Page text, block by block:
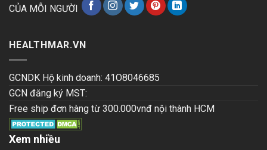
CỦA MỖI NGƯỜI
HEALTHMAR.VN
GCNDK Hộ kinh doanh: 41O8046685
GCN đăng ký MST:
Free ship đơn hàng từ 300.000vnđ nội thành HCM
Xem nhiều